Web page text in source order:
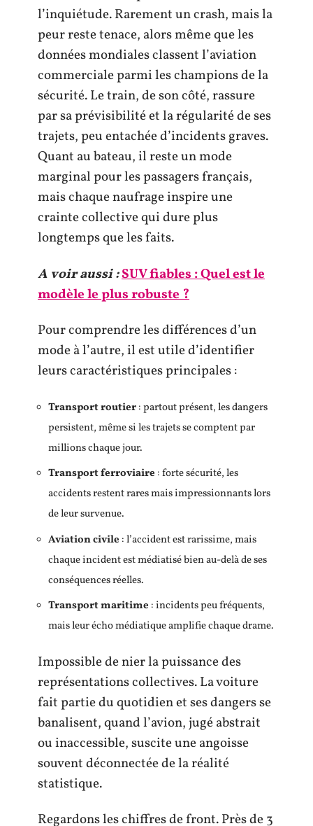
l’inquiétude. Rarement un crash, mais la
peur reste tenace, alors même que les
données mondiales classent l’aviation
commerciale parmi les champions de la
sécurité. Le train, de son côté, rassure
par sa prévisibilité et la régularité de ses
trajets, peu entachée d’incidents graves.
Quant au bateau, il reste un mode
marginal pour les passagers français,
mais chaque naufrage inspire une
crainte collective qui dure plus
longtemps que les faits.
A voir aussi :SUV fiables : Quel est le
modèle le plus robuste ?
Pour comprendre les différences d’un
mode à l’autre, il est utile d’identifier
leurs caractéristiques principales :
Transport routier: partout présent, les dangers
persistent, même si les trajets se comptent par
millions chaque jour.
Transport ferroviaire : forte sécurité, les
accidents restent rares mais impressionnants lors
de leur survenue.
Aviation civile : l’accident est rarissime, mais
chaque incident est médiatisé bien au-delà de ses
conséquences réelles.
Transport maritime : incidents peu fréquents,
mais leur écho médiatique amplifie chaque drame.
Impossible de nier la puissance des
représentations collectives. La voiture
fait partie du quotidien et ses dangers se
banalisent, quand l’avion, jugé abstrait
ou inaccessible, suscite une angoisse
souvent déconnectée de la réalité
statistique.
Regardons les chiffres de front. Près de 3